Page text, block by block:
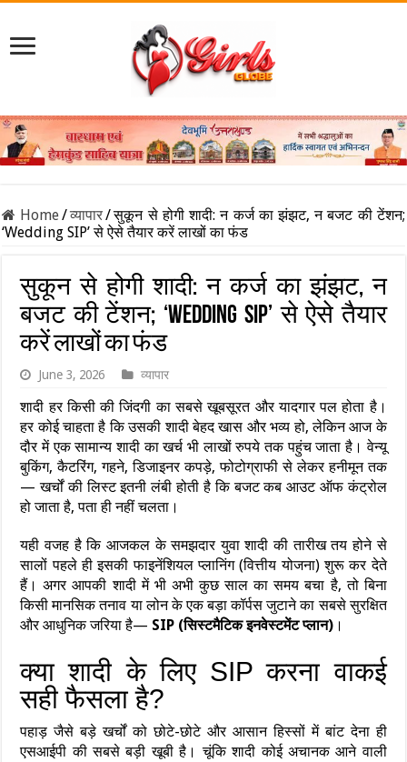
Home/व्यापार/सुकून से होगी शादी: न कर्ज का झंझट, न बजट की टेंशन;
‘Wedding SIP’ से ऐसे तैयार करें लाखों का फंड
सुकून से होगी शादी: न कर्ज का झंझट, न
बजट की टेंशन; ‘Wedding SIP’ से ऐसे तैयार
करें लाखों का फंड
June 3, 2026 व्यापार
शादी हर किसी की जिंदगी का सबसे खूबसूरत और यादगार पल होता है।
हर कोई चाहता है कि उसकी शादी बेहद खास और भव्य हो, लेकिन आज के
दौर में एक सामान्य शादी का खर्च भी लाखों रुपये तक पहुंच जाता है। वेन्यू
बुकिंग, कैटरिंग, गहने, डिजाइनर कपड़े, फोटोग्राफी से लेकर हनीमून तक
— खर्चों की लिस्ट इतनी लंबी होती है कि बजट कब आउट ऑफ कंट्रोल
हो जाता है, पता ही नहीं चलता।
यही वजह है कि आजकल के समझदार युवा शादी की तारीख तय होने से
सालों पहले ही इसकी फाइनेंशियल प्लानिंग (वित्तीय योजना) शुरू कर देते
हैं। अगर आपकी शादी में भी अभी कुछ साल का समय बचा है, तो बिना
किसी मानसिक तनाव या लोन के एक बड़ा कॉर्पस जुटाने का सबसे सुरक्षित
और आधुनिक जरिया है— SIP (सिस्टमैटिक इनवेस्टमेंट प्लान) ।
क्या शादी के लिए SIP करना वाकई
सही फैसला है?
पहाड़ जैसे बड़े खर्चों को छोटे-छोटे और आसान हिस्सों में बांट देना ही
एसआईपी की सबसे बड़ी खूबी है। चूंकि शादी कोई अचानक आने वाली